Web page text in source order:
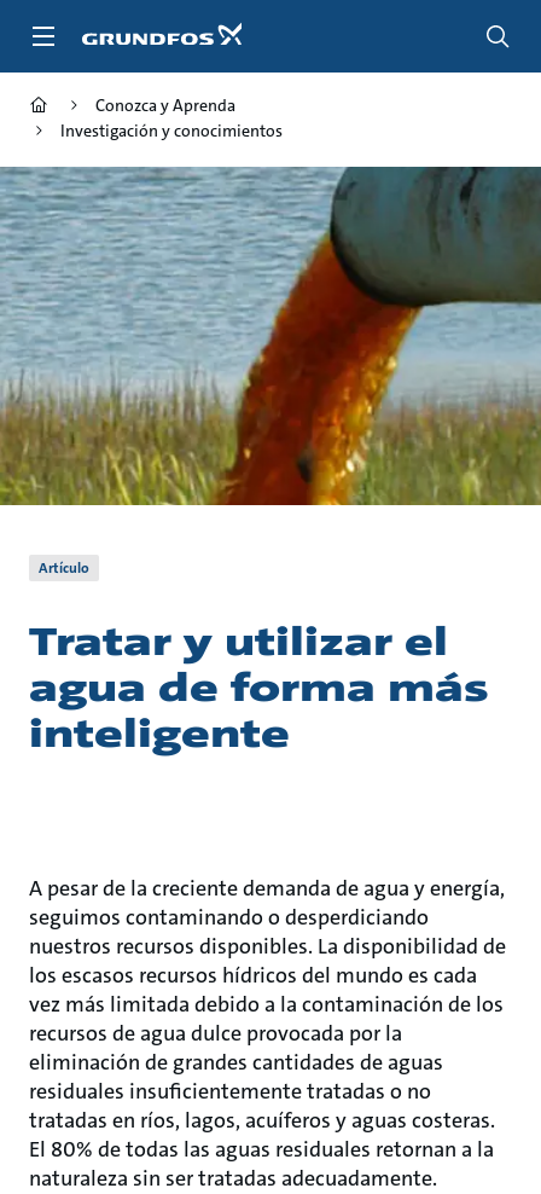
Conozca y Aprenda
Investigación y conocimientos
Artículo
Tratar y utilizar el
agua de forma más
inteligente
A pesar de la creciente demanda de agua y energía,
seguimos contaminando o desperdiciando
nuestros recursos disponibles. La disponibilidad de
los escasos recursos hídricos del mundo es cada
vez más limitada debido a la contaminación de los
recursos de agua dulce provocada por la
eliminación de grandes cantidades de aguas
residuales insuficientemente tratadas o no
tratadas en ríos, lagos, acuíferos y aguas costeras.
El 80% de todas las aguas residuales retornan a la
naturaleza sin ser tratadas adecuadamente.